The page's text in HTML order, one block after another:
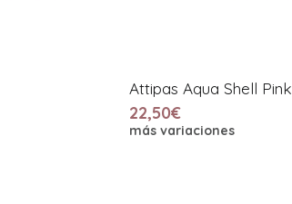
Attipas Aqua Shell Pink
22,50€
más variaciones